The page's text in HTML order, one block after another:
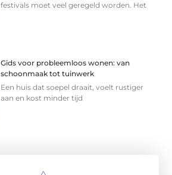
festivals moet veel geregeld worden. Het
Gids voor probleemloos wonen: van
schoonmaak tot tuinwerk
Een huis dat soepel draait, voelt rustiger
aan en kost minder tijd